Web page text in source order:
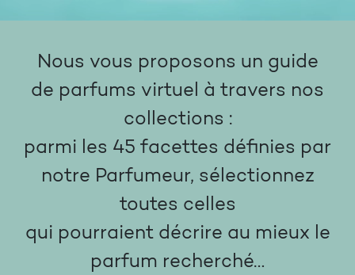
Nous vous proposons un guide
de parfums virtuel à travers nos
collections :
parmi les 45 facettes définies par
notre Parfumeur, sélectionnez
toutes celles
qui pourraient décrire au mieux le
parfum recherché…